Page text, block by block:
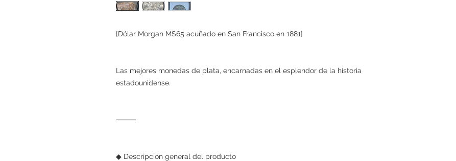
[Dólar Morgan MS65 acuñado en San Francisco en 1881]
Las mejores monedas de plata, encarnadas en el esplendor de la historia
estadounidense.
⸻
◆ Descripción general del producto